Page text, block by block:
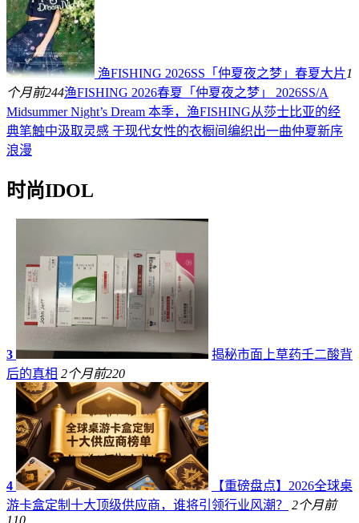
渔FISHING 2026SS「仲夏夜之梦」春夏大片1
个月前244渔FISHING 2026春夏「仲夏夜之梦」 2026SS/A
Midsummer Night’s Dream 本季，渔FISHING从莎士比亚的经
典笔触中汲取灵感 于现代女性的衣橱间编织出一曲仲夏新序
浪漫
时尚IDOL
3
揭秘市面上草药壬二酸背
后的真相 2个月前220
4
【重磅盘点】2026全球桌
游卡盒定制十大顶级供应商，谁将引领行业风潮？
2个月前
110